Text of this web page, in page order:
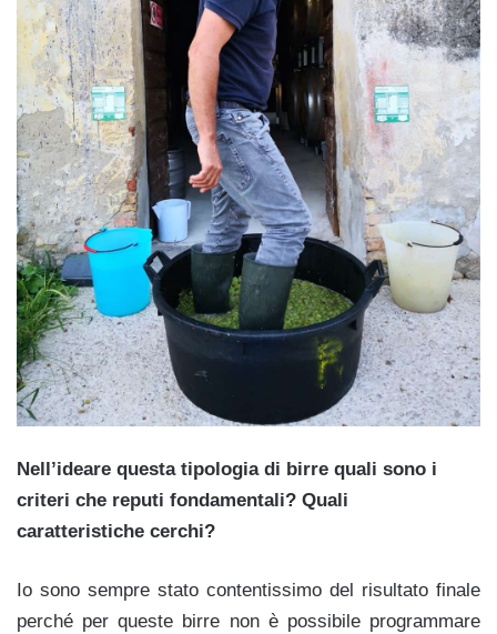
Nell’ideare questa tipologia di birre quali sono i
criteri che reputi fondamentali? Quali
caratteristiche cerchi?
Io sono sempre stato contentissimo del risultato finale
perché per queste birre non è possibile programmare